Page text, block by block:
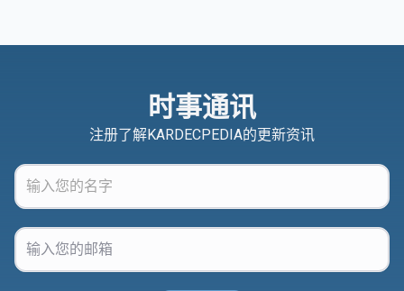
时事通讯
注册了解KARDECPEDIA的更新资讯